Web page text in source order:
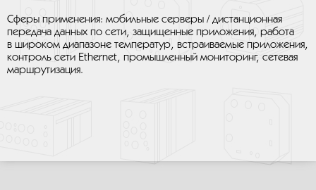
Сферы применения: мобильные серверы / дистанционная
передача данных по сети, защищенные приложения, работа
в широком диапазоне температур, встраиваемые приложения,
контроль сети Ethernet, промышленный мониторинг, сетевая
маршрутизация.